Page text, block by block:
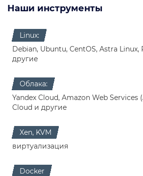
Наши инструменты
Linux:
Debian, Ubuntu, CentOS, Astra
другие
Облака:
Yandex Cloud, Amazon Web Services
Cloud и другие
Xen, KVM
виртуализация
Docker